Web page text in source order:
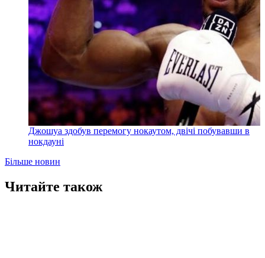
Джошуа здобув перемогу нокаутом, двічі побувавши в
нокдауні
Більше новин
Читайте також